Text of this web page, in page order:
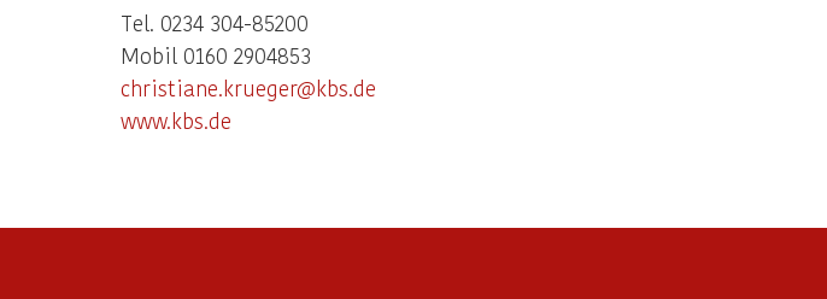
Tel. 0234 304-85200
Mobil 0160 2904853
christiane.krueger@kbs.de
www.kbs.de